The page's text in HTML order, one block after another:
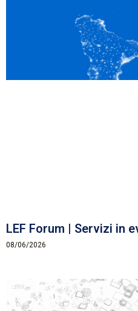
LEF Forum | Servizi in
08/06/2026